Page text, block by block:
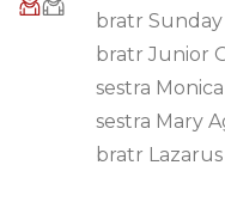
bratr
bratr Junior
sestra
sestra Mary
bratr